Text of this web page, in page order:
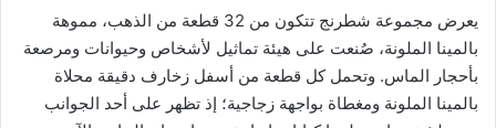
يعرض مجموعة شطرنج تتكون من 32 قطعة من الذهب، مموهة
بالمينا الملونة، صُنعت على هيئة تماثيل لأشخاص وحيوانات ومرصعة
بأحجار الماس. وتحمل كل قطعة من أسفل زخارف دقيقة محلاة
بالمينا الملونة ومغطاة بواجهة زجاجية؛ إذ تظهر على أحد الجوانب